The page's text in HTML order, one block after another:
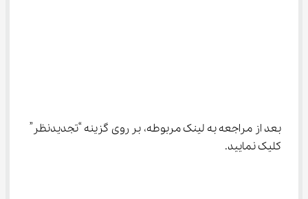
بعد از مراجعه به لینک مربوطه، بر روی گزینه “تجدیدنظر”
کلیک نمایید.